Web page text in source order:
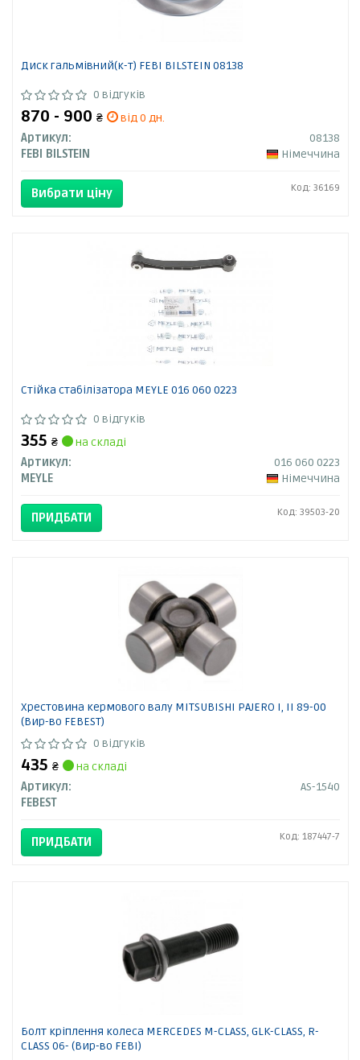
Диск гальмівний(к-т) FEBI BILSTEIN 08138
0 відгуків
870 - 900 ₴
від 0 дн.
Артикул:
08138
FEBI BILSTEIN
Німеччина
Вибрати ціну Код: 36169
Стійка стабілізатора MEYLE 016 060 0223
0 відгуків
355 ₴
на складі
Артикул:
016 060 0223
MEYLE
Німеччина
ПРИДБАТИ Код: 39503-20
Хрестовина кермового валу MITSUBISHI PAJERO I, II 89-00
(Вир-во FEBEST)
0 відгуків
435 ₴
на складі
Артикул:
AS-1540
FEBEST
ПРИДБАТИ Код: 187447-7
Болт кріплення колеса MERCEDES M-CLASS, GLK-CLASS, R-
CLASS 06- (Вир-во FEBI)